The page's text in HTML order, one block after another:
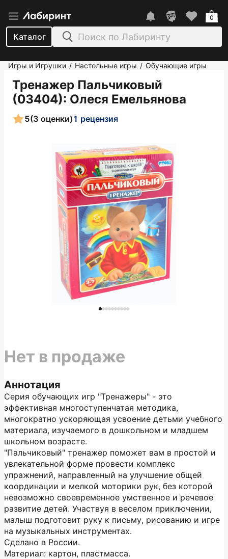
Каталог
0
Игры и Игрушки / Настольные игры / Обучающие игры
Тренажер Пальчиковый
(03404): Олеся Емельянова
5(3 оценки)1 рецензия
Аннотация
Серия обучающих игр "Тренажеры" - это
эффективная многоступенчатая методика,
многократно ускоряющая усвоение детьми учебного
материала, изучаемого в дошкольном и младшем
школьном возрасте.
"Пальчиковый" тренажер поможет вам в простой и
увлекательной форме провести комплекс
упражнений, направленный на улучшение общей
координации и мелкой моторики рук, без которой
невозможно своевременное умственное и речевое
развитие детей. Участвуя в веселом приключении,
малыш подготовит руку к письму, рисованию и игре
на музыкальных инструментах.
Сделано в России.
Материал: картон, пластмасса.
Нет в продаже